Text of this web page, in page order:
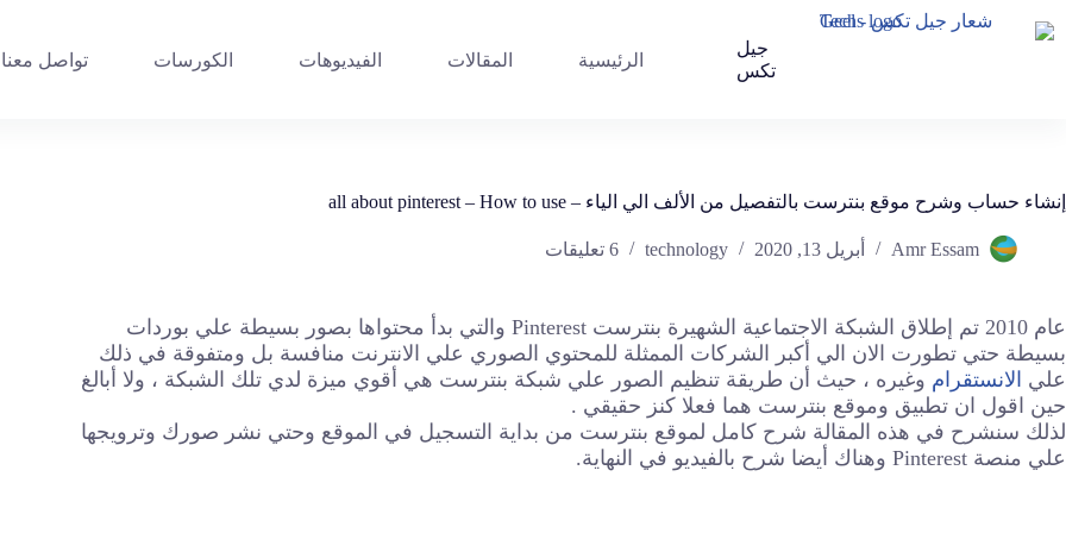
جيل
تكس
الرئيسية المقالات الفيديوهات الكورسات تواصل معنا
إنشاء حساب وشرح موقع بنترست بالتفصيل من الألف الي الياء – all about pinterest – How to use
Amr Essam أبريل 13, 2020 technology 6 تعليقات
عام 2010 تم إطلاق الشبكة الاجتماعية الشهيرة بنترست Pinterest والتي بدأ محتواها بصور بسيطة علي بوردات
بسيطة حتي تطورت الان الي أكبر الشركات الممثلة للمحتوي الصوري علي الانترنت منافسة بل ومتفوقة في ذلك
علي الانستقرام وغيره ، حيث أن طريقة تنظيم الصور علي شبكة بنترست هي أقوي ميزة لدي تلك الشبكة ، ولا أبالغ
حين اقول ان تطبيق وموقع بنترست هما فعلا كنز حقيقي .
لذلك سنشرح في هذه المقالة شرح كامل لموقع بنترست من بداية التسجيل في الموقع وحتي نشر صورك وترويجها
علي منصة Pinterest وهناك أيضا شرح بالفيديو في النهاية.